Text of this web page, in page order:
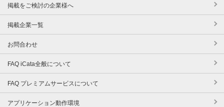
掲載をご検討の企業様へ
掲載企業一覧
お問合わせ
FAQ iCata全般について
FAQ プレミアムサービスについて
アプリケーション動作環境